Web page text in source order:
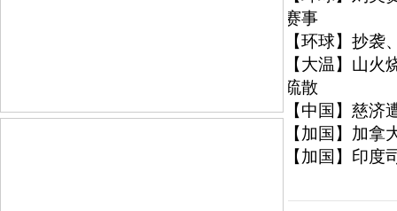
赛事
【环球】 抄袭
【大温】 山火
疏散
【中国】 慈济
【加国】 加拿
【加国】 印度